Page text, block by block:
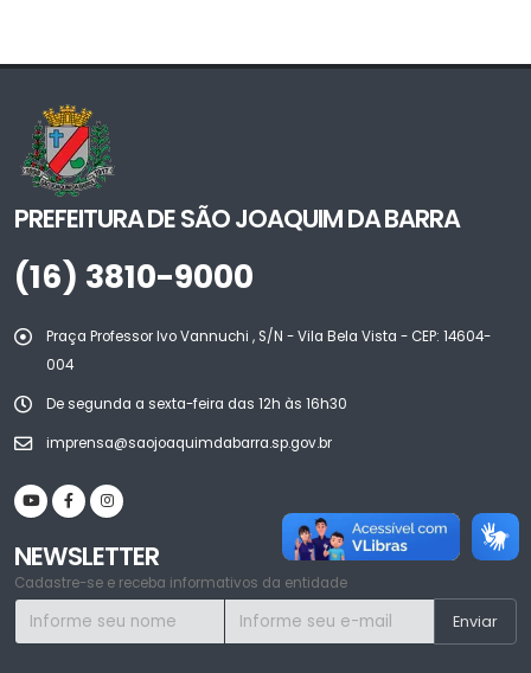
PREFEITURA DE SÃO JOAQUIM DA BARRA
(16) 3810-9000
Praça Professor Ivo Vannuchi , S/N - Vila Bela Vista - CEP: 14604-
004
De segunda a sexta-feira das 12h às 16h30
imprensa@saojoaquimdabarra.sp.gov.br
NEWSLETTER
Cadastre-se e receba informativos da entidade